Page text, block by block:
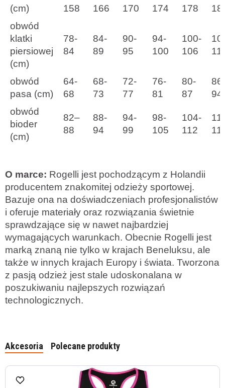
(cm)
158
166
170
174
178
obwód
klatki
piersiowej
(cm)
78-
84
84-
89
90-
95
94-
100
100-
106
obwód
pasa (cm)
64-
68
68-
73
72-
77
76-
81
80-
87
86-
94
obwód
bioder
(cm)
82–
88
88-
94
94-
99
98-
105
104-
112
O marce: Rogelli jest pochodzącym z Holandii
producentem znakomitej odzieży sportowej.
Bazuje ona na doświadczeniach profesjonalistów
i oferuje materiały oraz rozwiązania świetnie
sprawdzające się w nawet najbardziej
wymagających warunkach. Obecnie Rogelli jest
marką znaną nie tylko w krajach Beneluksu, ale
także w innych krajach Europy i świata. Tworzona
z pasją odzież jest stale udoskonalana w
poszukiwaniu najlepszych rozwiązań
technologicznych.
Akcesoria Polecane produkty